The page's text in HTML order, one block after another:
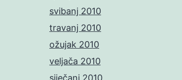
svibanj 2010
travanj 2010
ožujak 2010
veljača 2010
siječanj 2010